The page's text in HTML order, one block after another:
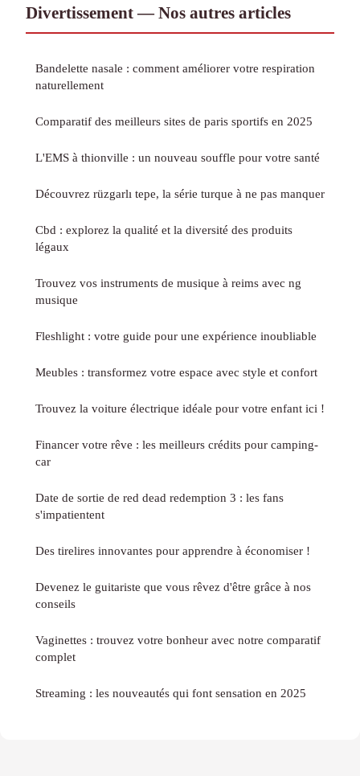
Divertissement — Nos autres articles
Bandelette nasale : comment améliorer votre respiration
naturellement
Comparatif des meilleurs sites de paris sportifs en 2025
L'EMS à thionville : un nouveau souffle pour votre santé
Découvrez rüzgarlı tepe, la série turque à ne pas manquer
Cbd : explorez la qualité et la diversité des produits
légaux
Trouvez vos instruments de musique à reims avec ng
musique
Fleshlight : votre guide pour une expérience inoubliable
Meubles : transformez votre espace avec style et confort
Trouvez la voiture électrique idéale pour votre enfant ici !
Financer votre rêve : les meilleurs crédits pour camping-
car
Date de sortie de red dead redemption 3 : les fans
s'impatientent
Des tirelires innovantes pour apprendre à économiser !
Devenez le guitariste que vous rêvez d'être grâce à nos
conseils
Vaginettes : trouvez votre bonheur avec notre comparatif
complet
Streaming : les nouveautés qui font sensation en 2025